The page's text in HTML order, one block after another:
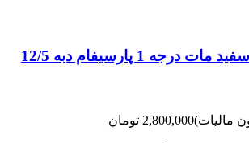
رنگ نیم پلاستیک سفید مات درجه 1 پارسیفام دبه 12/5
مالیات)2,800,000 تومان